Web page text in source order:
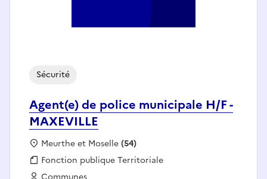
Agent(e) de police municipale H/F -
MAXEVILLE
Sécurité
Localisation :
Meurthe et Moselle(54)
Fonction publique :
Fonction publique Territoriale